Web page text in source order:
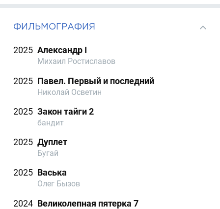
ФИЛЬМОГРАФИЯ
2025 Александр I
Михаил Ростиславов
2025 Павел. Первый и последний
Николай Осветин
2025 Закон тайги 2
бандит
2025 Дуплет
Бугай
2025 Васька
Олег Бызов
2024 Великолепная пятерка 7